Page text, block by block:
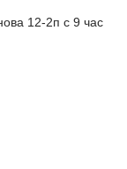
12-2п с 9 час